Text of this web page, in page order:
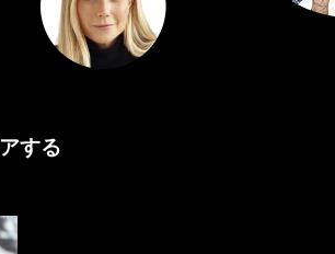
する